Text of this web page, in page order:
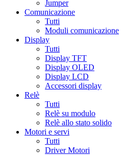
Jumper
Comunicazione
Tutti
Moduli comunicazione
Display
Tutti
Display TFT
Display OLED
Display LCD
Accessori display
Relè
Tutti
Relè su modulo
Relè allo stato solido
Motori e servi
Tutti
Driver Motori